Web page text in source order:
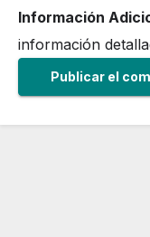
Información
información